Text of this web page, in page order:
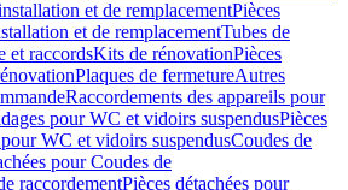
et de remplacementPièces
et de remplacementTubes de
et raccordsKits de rénovationPièces
Plaques de fermetureAutres
Raccordements des appareils pour
pour WC et vidoirs suspendusPièces
WC et vidoirs suspendusCoudes de
pour Coudes de
raccordementPièces détachées pour